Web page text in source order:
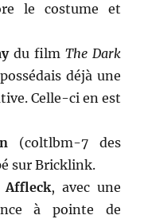
le costume et
du film The Dark
déjà une
Celle-ci en est
(coltlbm-7 des
sur Bricklink.
Affleck, avec une
à pointe de